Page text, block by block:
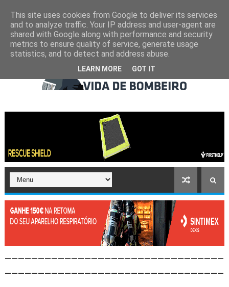
This site uses cookies from Google to deliver its services
and to analyze traffic. Your IP address and user-agent are
shared with Google along with performance and security
metrics to ensure quality of service, generate usage
statistics, and to detect and address abuse.
LEARN MORE GOT IT